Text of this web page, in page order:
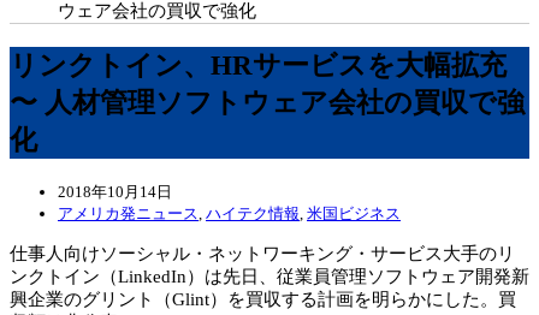
ウェア会社の買収で強化
リンクトイン、HRサービスを大幅拡充
〜 人材管理ソフトウェア会社の買収で強
化
2018年10月14日
アメリカ発ニュース ハイテク情報 米国ビジネス
仕事人向けソーシャル・ネットワーキング・サービス大手のリ
ンクトイン（LinkedIn）は先日、従業員管理ソフトウェア開発新
興企業のグリント（Glint）を買収する計画を明らかにした。買